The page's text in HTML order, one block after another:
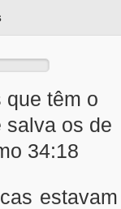
que têm o
salva os de
34:18
estavam